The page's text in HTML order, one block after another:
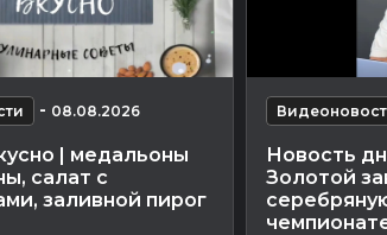
- 08.08.2026
| медальоны
салат с
заливной пирог
Новость
Золотой